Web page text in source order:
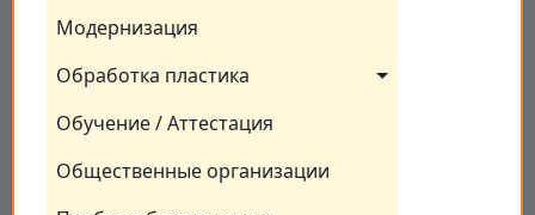
Модернизация
Обработка пластика
Обучение / Аттестация
Общественные организации